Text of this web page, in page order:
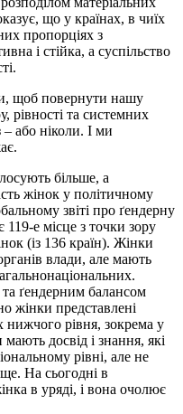
що у країнах, в чиїх
пропорціях з
і стійка, а суспільство
щоб повернути нашу
рівності та системних
– або ніколи. І ми
більше, а
жінок у політичному
звіті про ґендерну
119-е місце з точки зору
(із 136 країн). Жінки
влади, але мають
ґендерним балансом
жінки представлені
нижчого рівня, зокрема у
досвід і знання, які
рівні, але не
На сьогодні в
в уряді, і вона очолює